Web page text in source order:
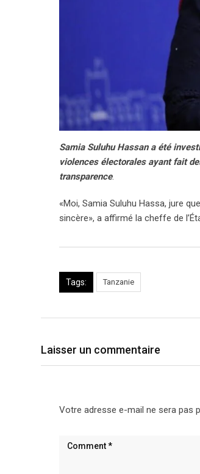
Samia Suluhu Hassan a été
violences électorales ayant fait
transparence.
«Moi, Samia Suluhu Hassa, jure
sincère», a affirmé la cheffe de
Tags: Tanzanie
Laisser un commentaire
Votre adresse e-mail ne sera pas